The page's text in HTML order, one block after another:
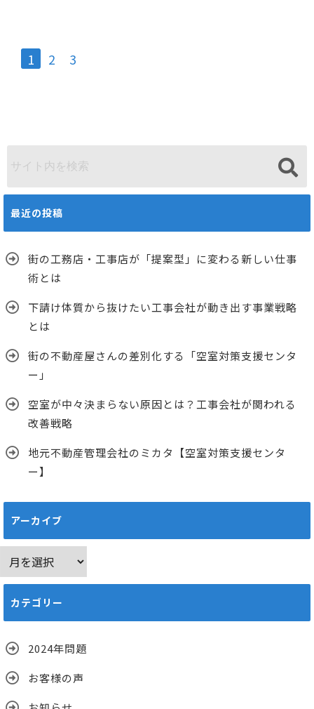
1 2 3
最近の投稿
街の工務店・工事店が「提案型」に変わる新しい仕事
術とは
下請け体質から抜けたい工事会社が動き出す事業戦略
とは
街の不動産屋さんの差別化する「空室対策支援センタ
ー」
空室が中々決まらない原因とは？工事会社が関われる
改善戦略
地元不動産管理会社のミカタ【空室対策支援センタ
ー】
アーカイブ
ー
カ
ブ
カテゴリー
2024年問題
お客様の声